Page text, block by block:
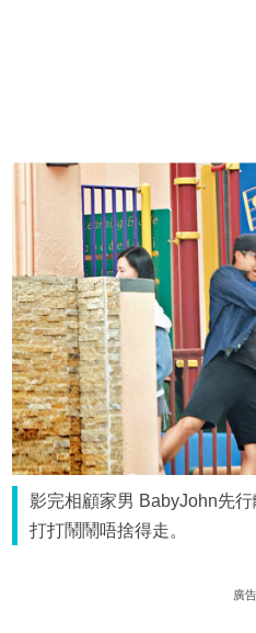
影完相顧家男 BabyJohn先
打打鬧鬧唔捨得走。
廣告